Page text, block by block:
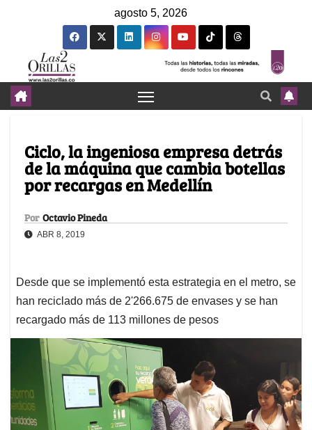
agosto 5, 2026
Ciclo, la ingeniosa empresa detrás
de la máquina que cambia botellas
por recargas en Medellín
Por Octavio Pineda
ABR 8, 2019
Desde que se implementó esta estrategia en el metro, se
han reciclado más de 2'266.675 de envases y se han
recargado más de 113 millones de pesos